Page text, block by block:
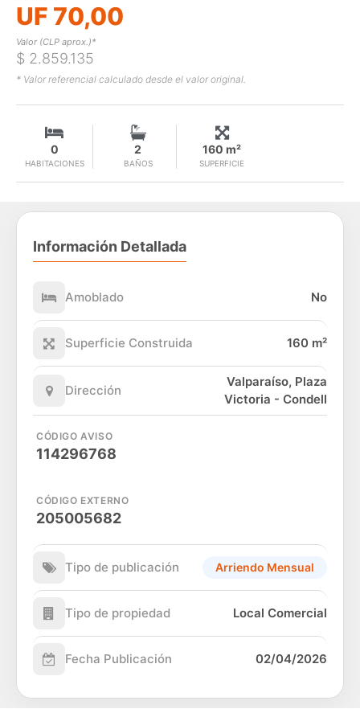
UF 70,00
Valor (CLP aprox.)*
$ 2.859.135
* Valor referencial calculado desde el valor original.
HABITACIONES
0
BAÑOS
2
SUPERFICIE
160 m²
Información Detallada
Amoblado No
Superficie Construida 160 m²
Dirección
Valparaíso, Plaza
Victoria - Condell
CÓDIGO AVISO
114296768
CÓDIGO EXTERNO
205005682
Tipo de publicación Arriendo Mensual
Tipo de propiedad Local Comercial
Fecha Publicación 02/04/2026